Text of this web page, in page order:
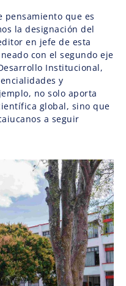
pensamiento que es
la designación del
en jefe de esta
con el segundo eje
Institucional,
y
no solo aporta
global, sino que
a seguir